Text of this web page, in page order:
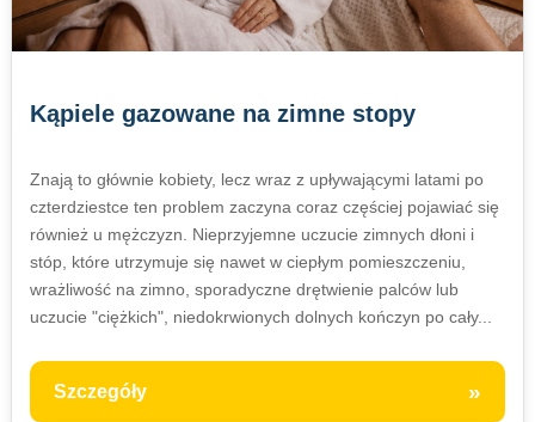
Kąpiele gazowane na zimne stopy
Znają to głównie kobiety, lecz wraz z upływającymi latami po
czterdziestce ten problem zaczyna coraz częściej pojawiać się
również u mężczyzn. Nieprzyjemne uczucie zimnych dłoni i
stóp, które utrzymuje się nawet w ciepłym pomieszczeniu,
wrażliwość na zimno, sporadyczne drętwienie palców lub
uczucie "ciężkich", niedokrwionych dolnych kończyn po cały...
Szczegóły »